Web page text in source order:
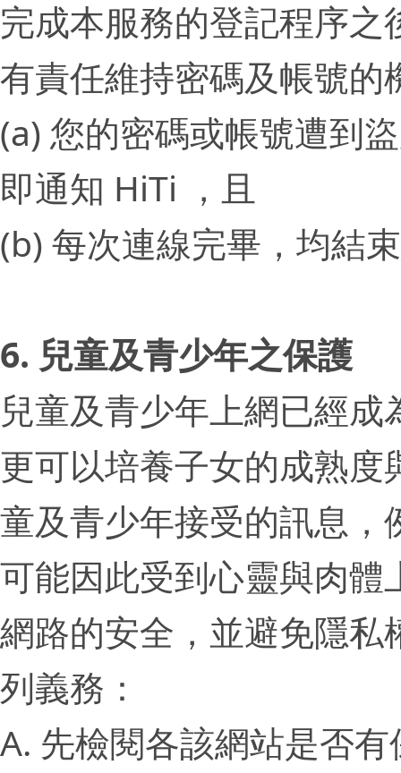
完成本服務的登記程序
有責任維持密碼及帳號
(a) 您的密碼或帳號遭到
即通知 HiTi ，且
(b) 每次連線完畢，均結
6. 兒童及青少年之保護
兒童及青少年上網已經
更可以培養子女的成熟
童及青少年接受的訊息
可能因此受到心靈與肉
網路的安全，並避免隱
列義務：
A. 先檢閱各該網站是否